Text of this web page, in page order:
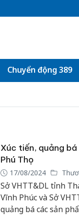
Chuyển động 389
Xúc tiến, quảng
Phú Thọ
17/08/2024
Sở VHTT&DL tỉnh
Vĩnh Phúc và Sở
quảng bá các sản